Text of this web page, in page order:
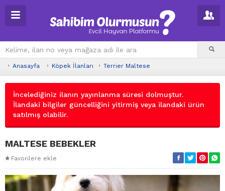
Anasayfa Köpek İlanları Terrier Maltese
İncelediğiniz ilanın yayınlanma süresi dolmuştur.
İlandaki bilgiler güncelliğini yitirmiş veya ilandaki ürün
satılmış olabilir.
MALTESE BEBEKLER
Favorilere ekle